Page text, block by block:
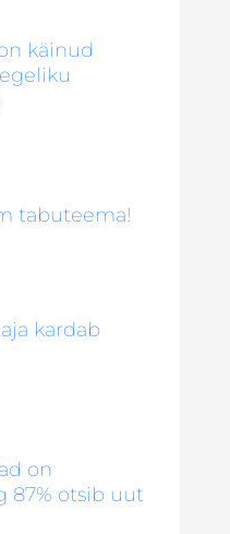
käinud
tabuteema!
kardab
on
87% otsib uut